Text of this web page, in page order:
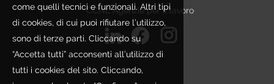
In ogni caso tutti questi dati vengono trattati nel
rispetto della citata legge e degli obblighi di
CCNL Agenzie per il lavoro
come quelli tecnici e funzionali. Altri tipi
di cookies, di cui puoi rifiutare l’utilizzo,
sono di terze parti. Cliccando su
“Accetta tutti” acconsenti all’utilizzo di
tutti i cookies del sito. Cliccando,